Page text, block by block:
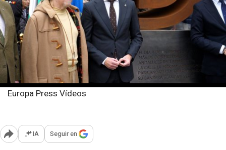
Europa Press Vídeos
Abrir opciones para compartir
IA Seguir en